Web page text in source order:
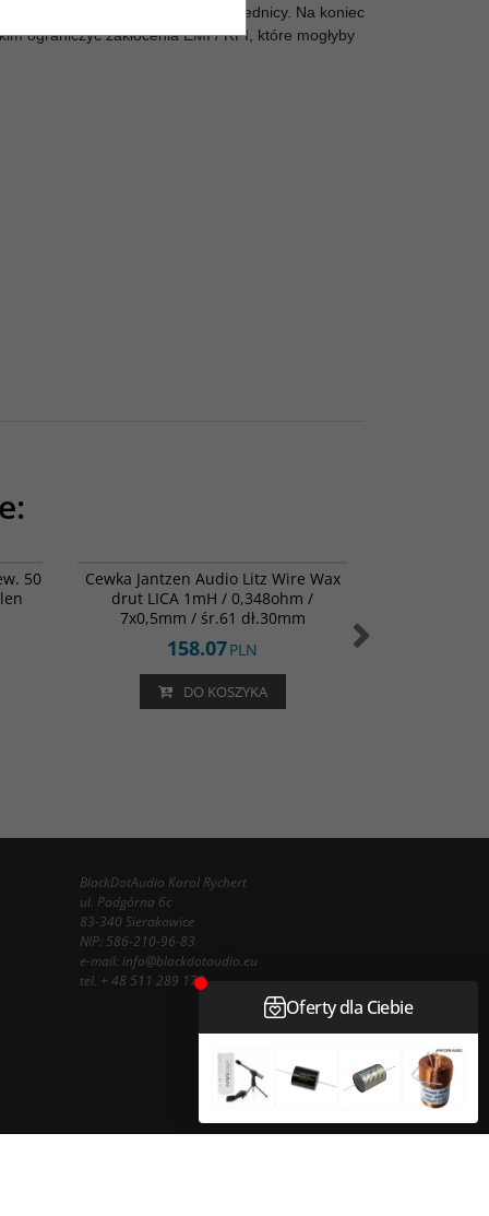
kabli jak i kabli HiFi o większej średnicy. Na koniec
ograniczyć zakłócenia EMI / RFI, które mogłyby
50
Cewka Jantzen Audio Litz Wire Wax
drut LICA 1mH / 0,348ohm /
7x0,5mm / śr.61 dł.30mm
158.07PLN
DO KOSZYKA
BlackDotAudio Karol Rychert
ul. Podgórna 6c
83-340 Sierakowice
NIP: 586-210-96-83
e-mail:info@blackdotaudio.eu
tel. + 48 511 289 178